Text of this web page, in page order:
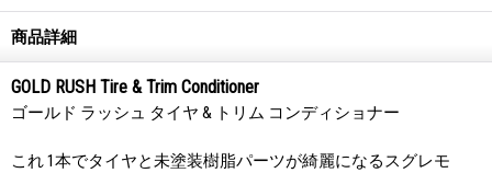
商品詳細
GOLD RUSH Tire & Trim Conditioner
ゴールド ラッシュ タイヤ & トリム コンディショナー
これ 1本でタイヤと未塗装樹脂パーツが綺麗になるスグレモ